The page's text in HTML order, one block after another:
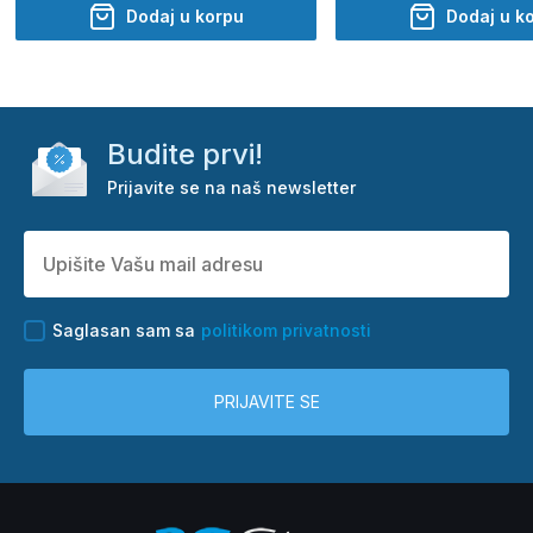
Dodaj u korpu Dodaj u
Budite prvi!
Prijavite se na naš newsletter
Saglasan sam sa politikom privatnosti
PRIJAVITE SE